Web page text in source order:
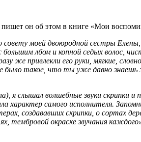
он об этом в книге «Мои
моей двоюродной сестры
большим лбом и копной седых волос,
же привлекли его руки, мягкие,
было такое, что ты уже давно знаешь
я слышал волшебные звуки скрипки
характер самого исполнителя.
создававших скрипки, о сортах
тембровой окраске звучания